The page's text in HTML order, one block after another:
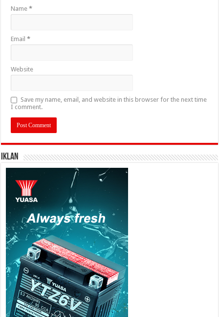
Name*
Email*
Website
Save my name, email, and website in this browser for the next time
I comment.
IKLAN